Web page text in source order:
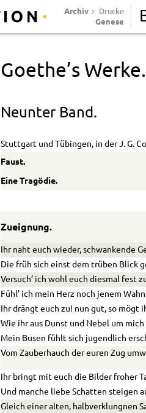
Archiv Drucke
Genese
Goethe’s Werke.
Neunter Band.
Stuttgart und Tübingen, in der J. G.
Faust.
Eine Tragödie.
Zueignung.
Ihr naht euch wieder, schwankende
Die früh sich einst dem trüben Blick
Versuch’ ich wohl euch diesmal fest
Fühl’ ich mein Herz noch jenem
Ihr drängt euch zu! nun gut, so mögt
Wie ihr aus Dunst und Nebel um
Mein Busen fühlt sich jugendlich
Vom Zauberhauch der euren Zug
Ihr bringt mit euch die Bilder froher
Und manche liebe Schatten steigen
Gleich einer alten, halbverklungnen